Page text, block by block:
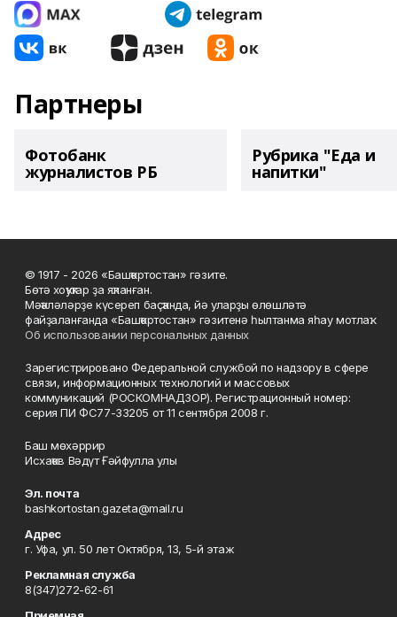
Партнеры
Фотобанк
журналистов РБ
Рубрика "Еда и
напитки"
© 1917 - 2026 «Башҡортостан» гәзите.
Бөтә хоҡуҡтар ҙа яҡланған.
Мәҡәләләрҙе күсереп баҫҡанда, йә уларҙы өлөшләтә
файҙаланғанда «Башҡортостан» гәзитенә һылтанма яһау мотлаҡ.
Об использовании персональных данных
Зарегистрировано Федеральной службой по надзору в сфере
связи, информационных технологий и массовых
коммуникаций (РОСКОМНАДЗОР). Регистрационный номер:
серия ПИ ФС77-33205 от 11 сентября 2008 г.
Баш мөхәррир
Исхаҡов Вәдүт Ғәйфулла улы
Эл. почта
bashkortostan.gazeta@mail.ru
Адрес
г. Уфа, ул. 50 лет Октября, 13, 5-й этаж
Рекламная служба
8(347)272-62-61